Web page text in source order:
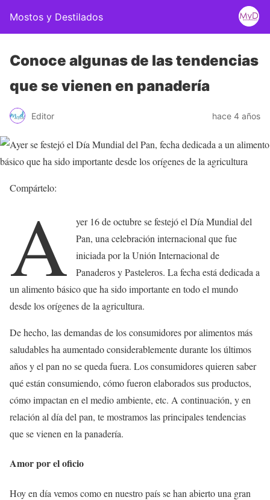
Mostos y Destilados
Conoce algunas de las tendencias
que se vienen en panadería
Editor hace 4 años
Compártelo:
A
yer 16 de octubre se festejó el Día Mundial del
Pan, una celebración internacional que fue
iniciada por la Unión Internacional de
Panaderos y Pasteleros. La fecha está dedicada a
un alimento básico que ha sido importante en todo el mundo
desde los orígenes de la agricultura.
De hecho, las demandas de los consumidores por alimentos más
saludables ha aumentado considerablemente durante los últimos
años y el pan no se queda fuera. Los consumidores quieren saber
qué están consumiendo, cómo fueron elaborados sus productos,
cómo impactan en el medio ambiente, etc. A continuación, y en
relación al día del pan, te mostramos las principales tendencias
que se vienen en la panadería.
Amor por el oficio
Hoy en día vemos como en nuestro país se han abierto una gran